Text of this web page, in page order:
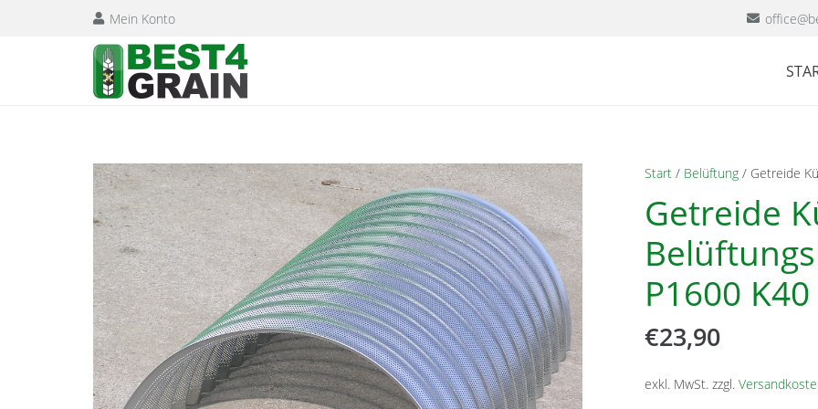
Mein Konto
Start / Belüftung / Getreide
Getreide
P1600 K40
€23,90
exkl. MwSt. zzgl.